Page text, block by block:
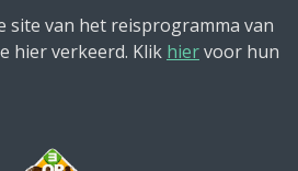
site van het reisprogramma van
hier verkeerd. Klik hiervoor hun